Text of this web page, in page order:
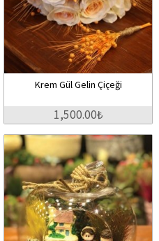
Krem Gül Gelin Çiçeği
1,500.00₺